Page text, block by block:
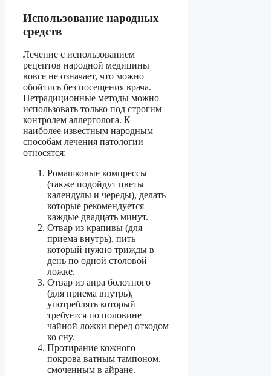
Использование народных
средств
Лечение с использованием
рецептов народной медицины
вовсе не означает, что можно
обойтись без посещения врача.
Нетрадиционные методы можно
использовать только под строгим
контролем аллерголога. К
наиболее известным народным
способам лечения патологии
относятся:
Ромашковые компрессы
(также подойдут цветы
календулы и череды), делать
которые рекомендуется
каждые двадцать минут.
Отвар из крапивы (для
приема внутрь), пить
который нужно трижды в
день по одной столовой
ложке.
Отвар из аира болотного
(для приема внутрь),
употреблять который
требуется по половине
чайной ложки перед отходом
ко сну.
Протирание кожного
покрова ватным тампоном,
смоченным в айране.